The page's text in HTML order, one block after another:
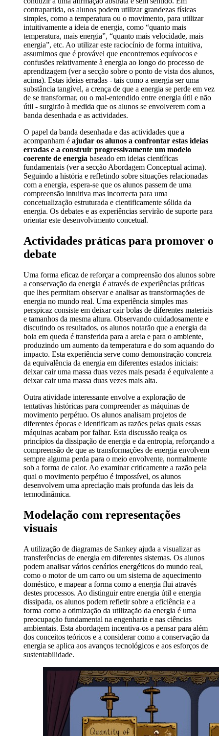
contrapartida, os alunos podem utilizar grandezas físicas
simples, como a temperatura ou o movimento, para utilizar
intuitivamente a ideia de energia, como “quanto mais
temperatura, mais energia”, “quanto mais velocidade, mais
energia”, etc. Ao utilizar este raciocínio de forma intuitiva,
assumimos que é provável que encontremos equívocos e
confusões relativamente à energia ao longo do processo de
aprendizagem (ver a secção sobre o ponto de vista dos alunos,
acima). Estas ideias erradas - tais como a energia ser uma
substância tangível, a crença de que a energia se perde em vez
de se transformar, ou o mal-entendido entre energia útil e não
útil - surgirão à medida que os alunos se envolverem com a
banda desenhada e as actividades.
O papel da banda desenhada e das actividades que a
acompanham é ajudar os alunos a confrontar estas ideias
erradas e a construir progressivamente um modelo
coerente de energia baseado em ideias científicas
fundamentais (ver a secção Abordagem Conceptual acima).
Seguindo a história e refletindo sobre situações relacionadas
com a energia, espera-se que os alunos passem de uma
compreensão intuitiva mas incorrecta para uma
concetualização estruturada e cientificamente sólida da
energia. Os debates e as experiências servirão de suporte para
orientar este desenvolvimento concetual.
Actividades práticas para promover o
debate
Uma forma eficaz de reforçar a compreensão dos alunos sobre
a conservação da energia é através de experiências práticas
que lhes permitam observar e analisar as transformações de
energia no mundo real. Uma experiência simples mas
perspicaz consiste em deixar cair bolas de diferentes materiais
e tamanhos da mesma altura. Observando cuidadosamente e
discutindo os resultados, os alunos notarão que a energia da
bola em queda é transferida para a areia e para o ambiente,
produzindo um aumento da temperatura e do som aquando do
impacto. Esta experiência serve como demonstração concreta
da equivalência da energia em diferentes estados iniciais:
deixar cair uma massa duas vezes mais pesada é equivalente a
deixar cair uma massa duas vezes mais alta.
Outra atividade interessante envolve a exploração de
tentativas históricas para compreender as máquinas de
movimento perpétuo. Os alunos analisam projetos de
diferentes épocas e identificam as razões pelas quais essas
máquinas acabam por falhar. Esta discussão realça os
princípios da dissipação de energia e da entropia, reforçando a
compreensão de que as transformações de energia envolvem
sempre alguma perda para o meio envolvente, normalmente
sob a forma de calor. Ao examinar criticamente a razão pela
qual o movimento perpétuo é impossível, os alunos
desenvolvem uma apreciação mais profunda das leis da
termodinâmica.
Modelação com representações
visuais
A utilização de diagramas de Sankey ajuda a visualizar as
transferências de energia em diferentes sistemas. Os alunos
podem analisar vários cenários energéticos do mundo real,
como o motor de um carro ou um sistema de aquecimento
doméstico, e mapear a forma como a energia flui através
destes processos. Ao distinguir entre energia útil e energia
dissipada, os alunos podem refletir sobre a eficiência e a
forma como a otimização da utilização da energia é uma
preocupação fundamental na engenharia e nas ciências
ambientais. Esta abordagem incentiva-os a pensar para além
dos conceitos teóricos e a considerar como a conservação da
energia se aplica aos avanços tecnológicos e aos esforços de
sustentabilidade.